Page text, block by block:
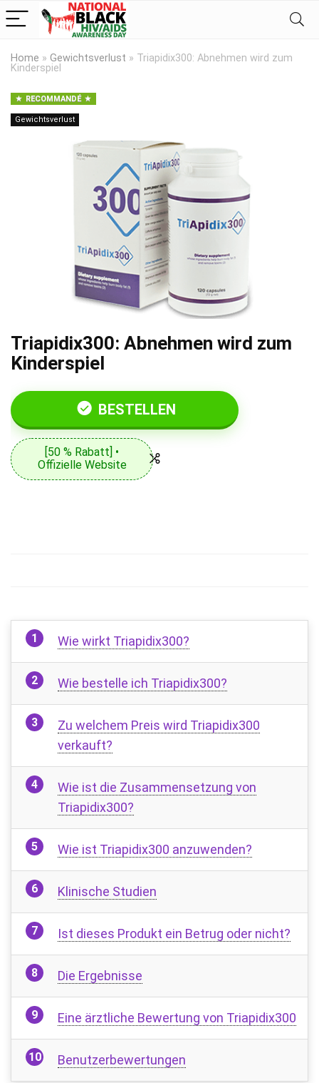
Home » Gewichtsverlust » Triapidix300: Abnehmen wird zum
Kinderspiel
RECOMMANDÉ
Gewichtsverlust
Triapidix300: Abnehmen wird zum
Kinderspiel
BESTELLEN
[50 % Rabatt] •
Offizielle Website
Wie wirkt Triapidix300?
Wie bestelle ich Triapidix300?
Zu welchem ​​Preis wird Triapidix300
verkauft?
Wie ist die Zusammensetzung von
Triapidix300?
Wie ist Triapidix300 anzuwenden?
Klinische Studien
Ist dieses Produkt ein Betrug oder nicht?
Die Ergebnisse
Eine ärztliche Bewertung von Triapidix300
Benutzerbewertungen